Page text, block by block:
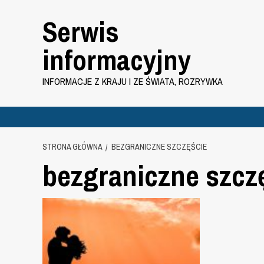
Serwis
informacyjny
INFORMACJE Z KRAJU I ZE ŚWIATA, ROZRYWKA
STRONA GŁÓWNA BEZGRANICZNE SZCZĘŚCIE
bezgraniczne